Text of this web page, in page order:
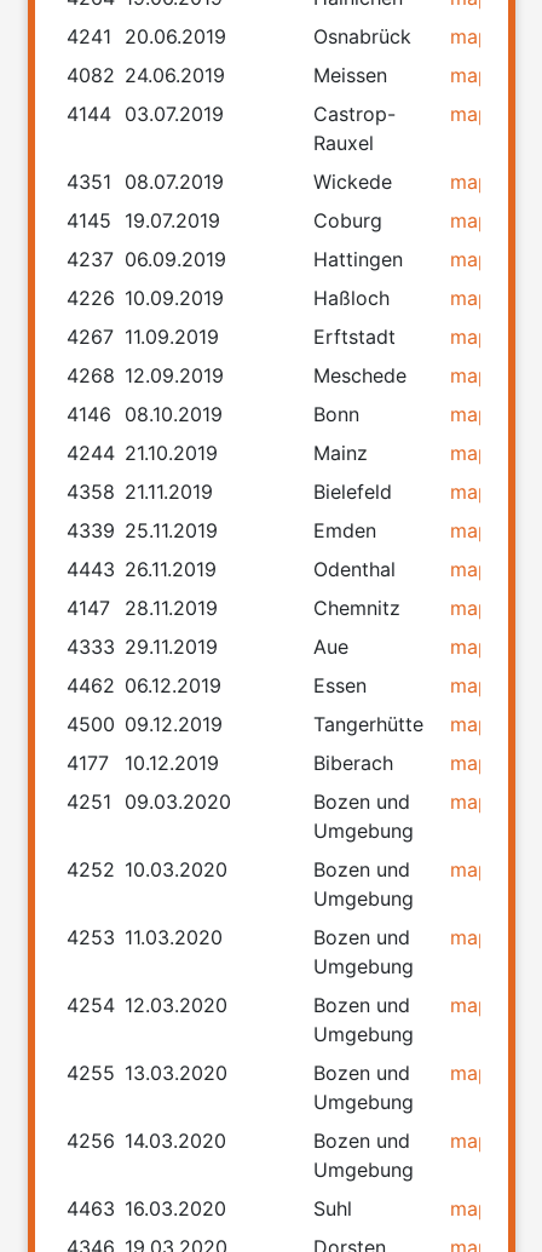
4241
20.06.2019 Osnabrück map
4082 24.06.2019 Meissen map
4144 03.07.2019
Castrop-
Rauxel
map
4351 08.07.2019 Wickede map
4145
19.07.2019 Coburg map
4237 06.09.2019 Hattingen map
4226 10.09.2019 Haßloch map
4267 11.09.2019 Erftstadt map
4268 12.09.2019 Meschede map
4146
08.10.2019 Bonn map
4244 21.10.2019 Mainz map
4358 21.11.2019 Bielefeld map
4339 25.11.2019 Emden map
4443 26.11.2019 Odenthal map
4147
28.11.2019 Chemnitz map
4333 29.11.2019 Aue map
4462 06.12.2019 Essen map
4500 09.12.2019 Tangerhütte map
4177
10.12.2019 Biberach map
4251
09.03.2020
Bozen und
Umgebung
map
4252 10.03.2020
Bozen und
Umgebung
map
4253 11.03.2020
Bozen und
Umgebung
map
4254 12.03.2020
Bozen und
Umgebung
map
4255 13.03.2020
Bozen und
Umgebung
map
4256 14.03.2020
Bozen und
Umgebung
map
4463 16.03.2020 Suhl map
4346 19.03.2020 Dorsten map